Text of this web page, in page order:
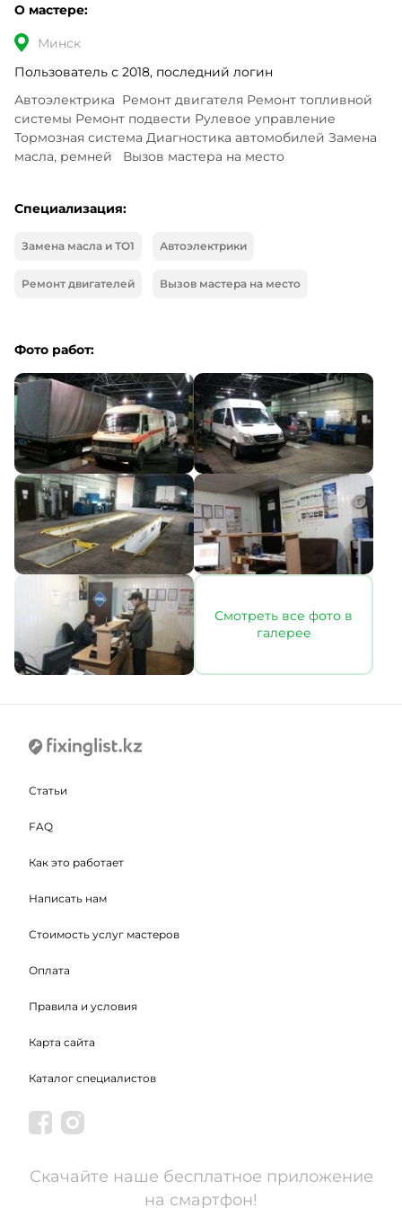
О мастере:
Минск
Пользователь с 2018, последний логин
Автоэлектрика  Ремонт двигателя Ремонт топливной
системы Ремонт подвести Рулевое управление
Тормозная система Диагностика автомобилей Замена
масла, ремней   Вызов мастера на место
Специализация:
Замена масла и ТО1 Автоэлектрики
Ремонт двигателей Вызов мастера на место
Фото работ:
Смотреть все фото в
галерее
Статьи
FAQ
Как это работает
Написать нам
Стоимость услуг мастеров
Оплата
Правила и условия
Карта сайта
Каталог специалистов
Скачайте наше бесплатное приложение
на смартфон!